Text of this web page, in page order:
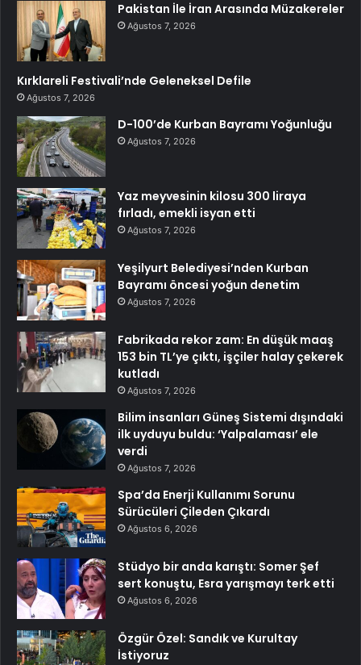
Pakistan İle İran Arasında Müzakereler
Ağustos 7, 2026
Kırklareli Festivali’nde Geleneksel Defile
Ağustos 7, 2026
D-100’de Kurban Bayramı Yoğunluğu
Ağustos 7, 2026
Yaz meyvesinin kilosu 300 liraya
fırladı, emekli isyan etti
Ağustos 7, 2026
Yeşilyurt Belediyesi’nden Kurban
Bayramı öncesi yoğun denetim
Ağustos 7, 2026
Fabrikada rekor zam: En düşük maaş
153 bin TL’ye çıktı, işçiler halay çekerek
kutladı
Ağustos 7, 2026
Bilim insanları Güneş Sistemi dışındaki
ilk uyduyu buldu: ‘Yalpalaması’ ele
verdi
Ağustos 7, 2026
Spa’da Enerji Kullanımı Sorunu
Sürücüleri Çileden Çıkardı
Ağustos 6, 2026
Stüdyo bir anda karıştı: Somer Şef
sert konuştu, Esra yarışmayı terk etti
Ağustos 6, 2026
Özgür Özel: Sandık ve Kurultay
İstiyoruz